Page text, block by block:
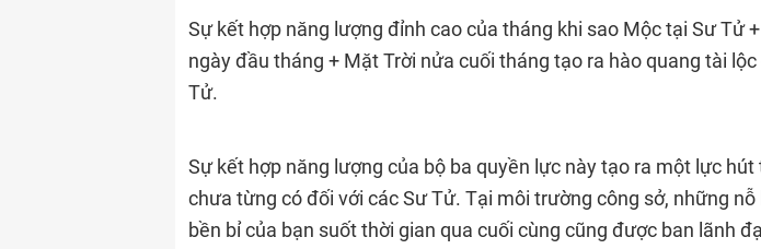
Sự kết hợp năng lượng đỉnh cao của tháng khi sao Mộc tại Sư Tử
ngày đầu tháng + Mặt Trời nửa cuối tháng tạo ra hào quang tài
Tử.
Sự kết hợp năng lượng của bộ ba quyền lực này tạo ra một lực
chưa từng có đối với các Sư Tử. Tại môi trường công sở, những
bền bỉ của bạn suốt thời gian qua cuối cùng cũng được ban lãnh